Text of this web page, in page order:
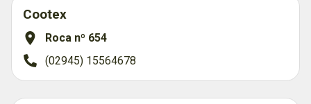
Cootex
Roca nº 654
(02945) 15564678